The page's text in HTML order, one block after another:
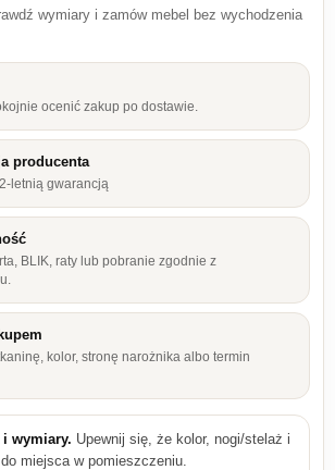
wymiary i zamów mebel bez wychodzenia
ocenić zakup po dostawie.
producenta
letnią gwarancją
BLIK, raty lub pobranie zgodnie z
kolor, stronę narożnika albo termin
wymiary. Upewnij się, że kolor, nogi/stelaż i
miejsca w pomieszczeniu.